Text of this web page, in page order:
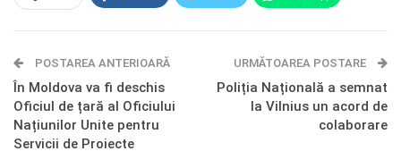
Telegram OK.ru
POSTAREA ANTERIOARĂ
În Moldova va fi deschis
Oficiul de țară al Oficiului
Națiunilor Unite pentru
Servicii de Proiecte
URMĂTOAREA POSTARE
Poliția Națională a semnat
la Vilnius un acord de
colaborare